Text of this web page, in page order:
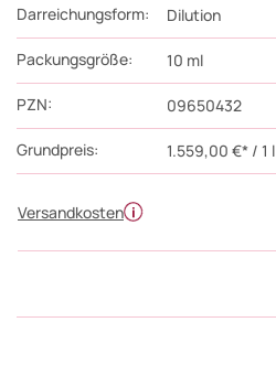
Versandkosten
Darreichungsform: Dilution
Packungsgröße: 10 ml
PZN: 09650432
Grundpreis: 1.559,00 €* / 1 l